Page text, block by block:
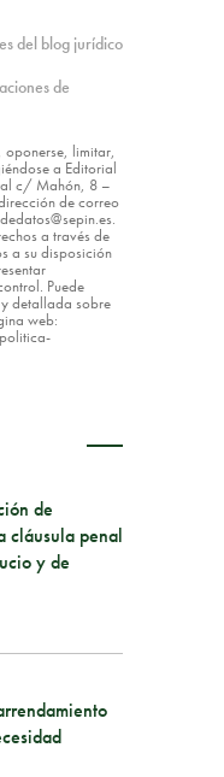
del blog jurídico
de
limitar,
a Editorial
c/ Mahón, 8 –
de correo
a través de
a su disposición
Puede
detallada sobre
web:
de
cláusula penal
y de